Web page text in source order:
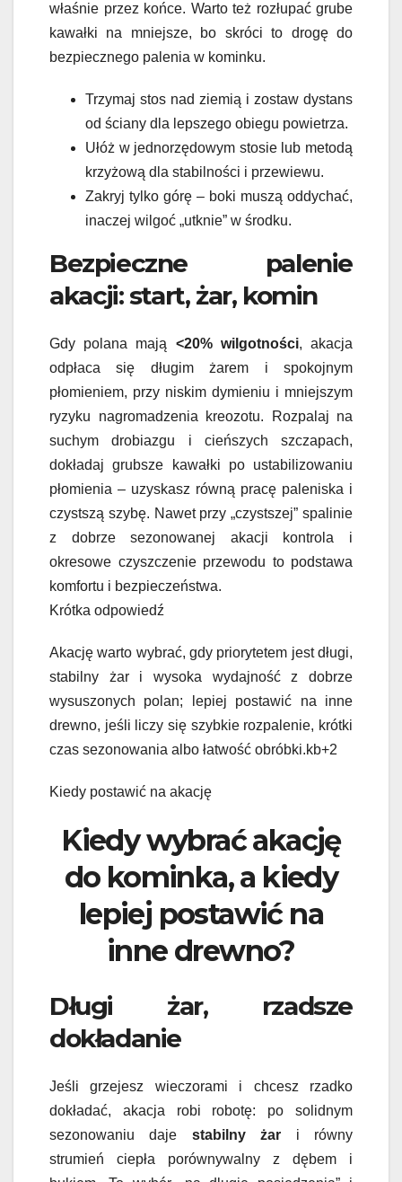
właśnie przez końce. Warto też rozłupać grube
kawałki na mniejsze, bo skróci to drogę do
bezpiecznego palenia w kominku.
Trzymaj stos nad ziemią i zostaw dystans
od ściany dla lepszego obiegu powietrza.
Ułóż w jednorzędowym stosie lub metodą
krzyżową dla stabilności i przewiewu.
Zakryj tylko górę – boki muszą oddychać,
inaczej wilgoć „utknie” w środku.
Bezpieczne palenie
akacji: start, żar, komin
Gdy polana mają <20% wilgotności, akacja
odpłaca się długim żarem i spokojnym
płomieniem, przy niskim dymieniu i mniejszym
ryzyku nagromadzenia kreozotu. Rozpalaj na
suchym drobiazgu i cieńszych szczapach,
dokładaj grubsze kawałki po ustabilizowaniu
płomienia – uzyskasz równą pracę paleniska i
czystszą szybę. Nawet przy „czystszej” spalinie
z dobrze sezonowanej akacji kontrola i
okresowe czyszczenie przewodu to podstawa
komfortu i bezpieczeństwa.
Krótka odpowiedź
Akację warto wybrać, gdy priorytetem jest długi,
stabilny żar i wysoka wydajność z dobrze
wysuszonych polan; lepiej postawić na inne
drewno, jeśli liczy się szybkie rozpalenie, krótki
czas sezonowania albo łatwość obróbki.kb+2
Kiedy postawić na akację
Kiedy wybrać akację
do kominka, a kiedy
lepiej postawić na
inne drewno?
Długi żar, rzadsze
dokładanie
Jeśli grzejesz wieczorami i chcesz rzadko
dokładać, akacja robi robotę: po solidnym
sezonowaniu daje stabilny żar i równy
strumień ciepła porównywalny z dębem i